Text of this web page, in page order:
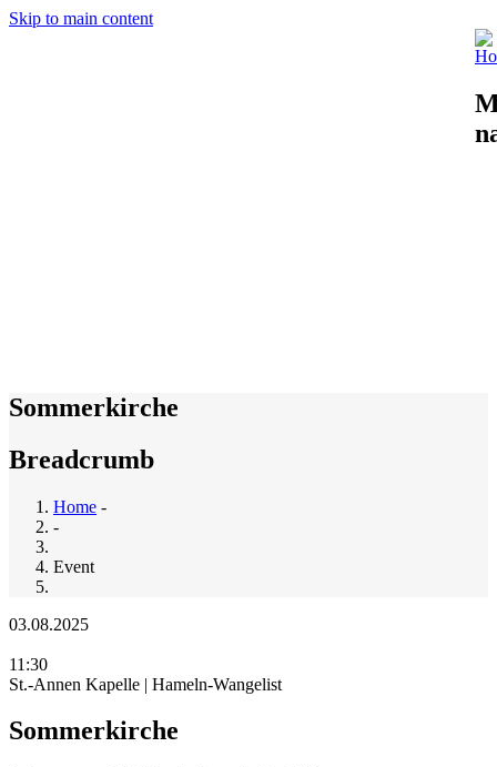
Skip to main content
Sommerkirche
Breadcrumb
Home -
-
Event
03.08.2025
11:30
St.-Annen Kapelle | Hameln-Wangelist
Sommerkirche